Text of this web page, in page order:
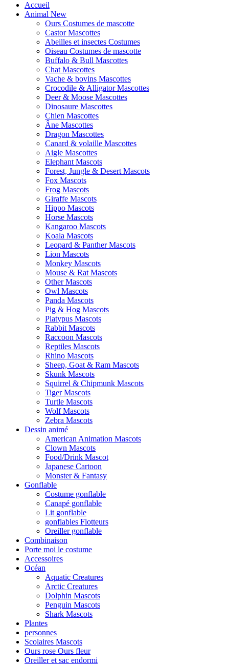
Accueil
Animal New
Ours Costumes de mascotte
Castor Mascottes
Abeilles et insectes Costumes
Oiseau Costumes de mascotte
Buffalo & Bull Mascottes
Chat Mascottes
Vache & bovins Mascottes
Crocodile & Alligator Mascottes
Deer & Moose Mascottes
Dinosaure Mascottes
Chien Mascottes
Âne Mascottes
Dragon Mascottes
Canard & volaille Mascottes
Aigle Mascottes
Elephant Mascots
Forest, Jungle & Desert Mascots
Fox Mascots
Frog Mascots
Giraffe Mascots
Hippo Mascots
Horse Mascots
Kangaroo Mascots
Koala Mascots
Leopard & Panther Mascots
Lion Mascots
Monkey Mascots
Mouse & Rat Mascots
Other Mascots
Owl Mascots
Panda Mascots
Pig & Hog Mascots
Platypus Mascots
Rabbit Mascots
Raccoon Mascots
Reptiles Mascots
Rhino Mascots
Sheep, Goat & Ram Mascots
Skunk Mascots
Squirrel & Chipmunk Mascots
Tiger Mascots
Turtle Mascots
Wolf Mascots
Zebra Mascots
Dessin animé
American Animation Mascots
Clown Mascots
Food/Drink Mascot
Japanese Cartoon
Monster & Fantasy
Gonflable
Costume gonflable
Canapé gonflable
Lit gonflable
gonflables Flotteurs
Oreiller gonflable
Combinaison
Porte moi le costume
Accessoires
Océan
Aquatic Creatures
Arctic Creatures
Dolphin Mascots
Penguin Mascots
Shark Mascots
Plantes
personnes
Scolaires Mascots
Ours rose Ours fleur
Oreiller et sac endormi